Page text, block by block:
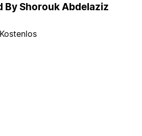
By Shorouk Abdelaziz
Kostenlos